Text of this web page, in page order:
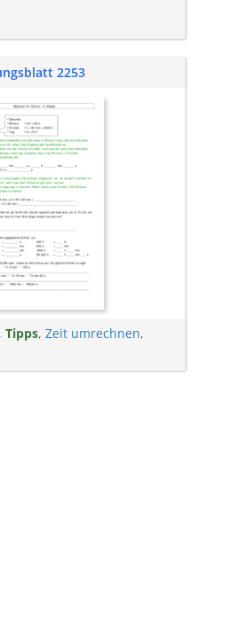
2253
, Tipps, Zeit umrechnen,